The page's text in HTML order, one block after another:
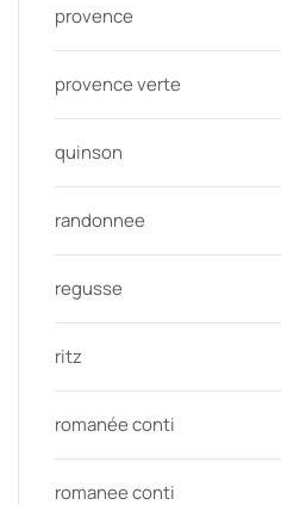
provence
provence verte
quinson
randonnee
regusse
ritz
romanée conti
romanee conti